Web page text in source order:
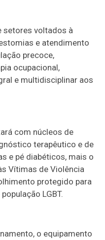
setores voltados à
e atendimento
precoce,
ocupacional,
e multidisciplinar aos
com núcleos de
terapêutico e de
e pé diabéticos, mais o
Vítimas de Violência
protegido para
LGBT.
o equipamento